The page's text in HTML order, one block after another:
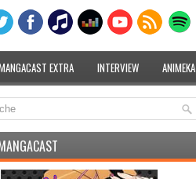
EXTRA INTERVIEW ANIMEKA